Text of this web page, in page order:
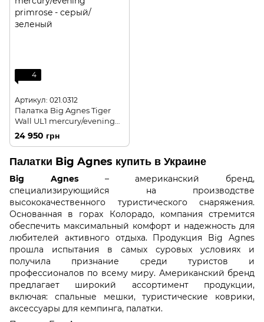
4
Артикул: 021.0312
Палатка Big Agnes Tiger
Wall UL1 mercury/evening
primrose - серый/зеленый
24 950 грн
Палатки Big Agnes купить в Украине
Big Agnes– американский бренд,
специализирующийся на производстве
высококачественного туристического снаряжения.
Основанная в горах Колорадо, компания стремится
обеспечить максимальный комфорт и надежность для
любителей активного отдыха. Продукция Big Agnes
прошла испытания в самых суровых условиях и
получила признание среди туристов и
профессионалов по всему миру. Американский бренд
предлагает широкий ассортимент продукции,
включая: спальные мешки, туристические коврики,
аксессуары для кемпинга, палатки.